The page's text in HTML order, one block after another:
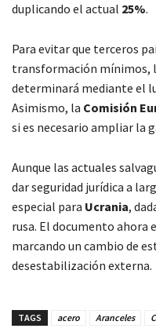
duplicando el actual 25%.
Para evitar que terceros
transformación mínimos,
determinará mediante el
Asimismo, la Comisión
si es necesario ampliar la
Aunque las actuales
dar seguridad jurídica a
especial para Ucrania,
rusa. El documento ahora
marcando un cambio de
desestabilización externa.
TAGS acero Aranceles